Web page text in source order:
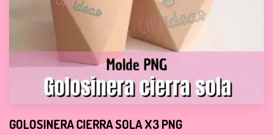
GOLOSINERA CIERRA SOLA X3 PNG